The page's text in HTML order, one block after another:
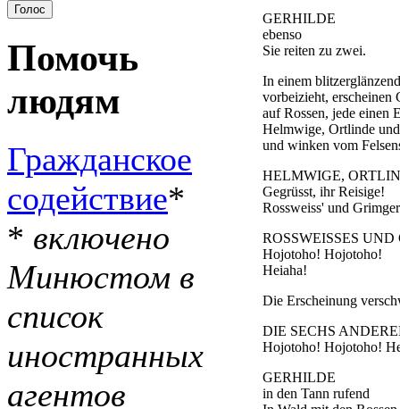
Помочь
людям
Гражданское
содействие*
* включено
Минюстом в
список
иностранных
агентов
GERHILDE
ebenso
Sie reiten zu zwei.
In einem
vorbeizieht, erscheinen
auf Rossen, jede einen
Helmwige, Ortlinde
und winken vom
HELMWIGE,
Gegrüsst, ihr Reisige!
Rossweiss' und
ROSSWEISSES
Hojotoho! Hojotoho!
Heiaha!
Die Erscheinung
DIE SECHS
Hojotoho! Hojotoho!
GERHILDE
in den Tann rufend